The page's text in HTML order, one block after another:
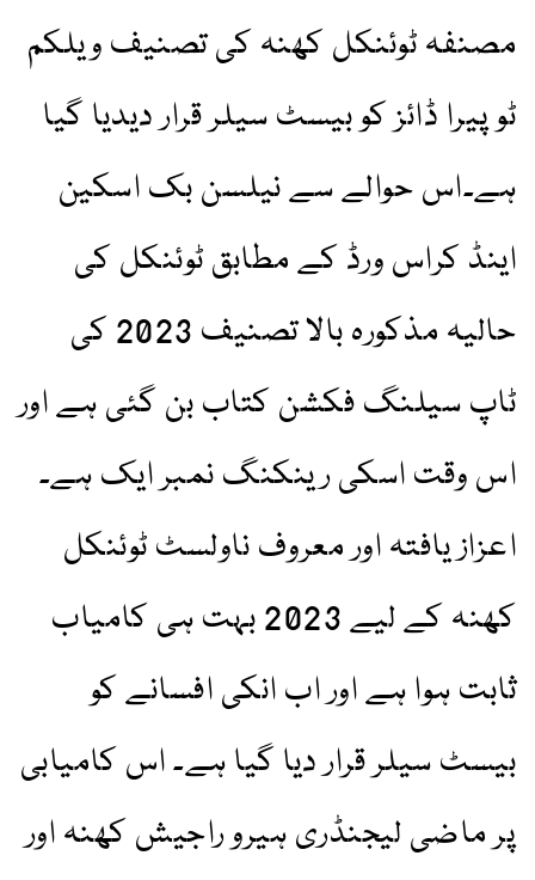
مصنفہ ٹوئنکل کھنہ کی تصنیف ویلکم
ٹو پیرا ڈائز کو بیسٹ سیلر قرار دیدیا گیا
ہے۔اس حوالے سے نیلسن بک اسکین
اینڈ کراس ورڈ کے مطابق ٹوئنکل کی
حالیہ مذکورہ بالا تصنیف 2023 کی
ٹاپ سیلنگ فکشن کتاب بن گئی ہے اور
اس وقت اسکی رینکنگ نمبر ایک ہے۔
اعزاز یافتہ اور معروف ناولسٹ ٹوئنکل
کھنہ کے لیے 2023 بہت ہی کامیاب
ثابت ہوا ہے اور اب انکی افسانے کو
بیسٹ سیلر قرار دیا گیا ہے۔ اس کامیابی
پر ماضی لیجنڈری ہیرو راجیش کھنہ اور